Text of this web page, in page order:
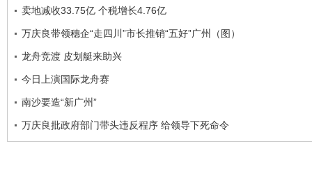
卖地减收33.75亿 个税增长4.76亿
万庆良带领穗企“走四川”市长推销“五好”广州（图）
龙舟竞渡 皮划艇来助兴
今日上演国际龙舟赛
南沙要造“新广州”
万庆良批政府部门带头违反程序 给领导下死命令